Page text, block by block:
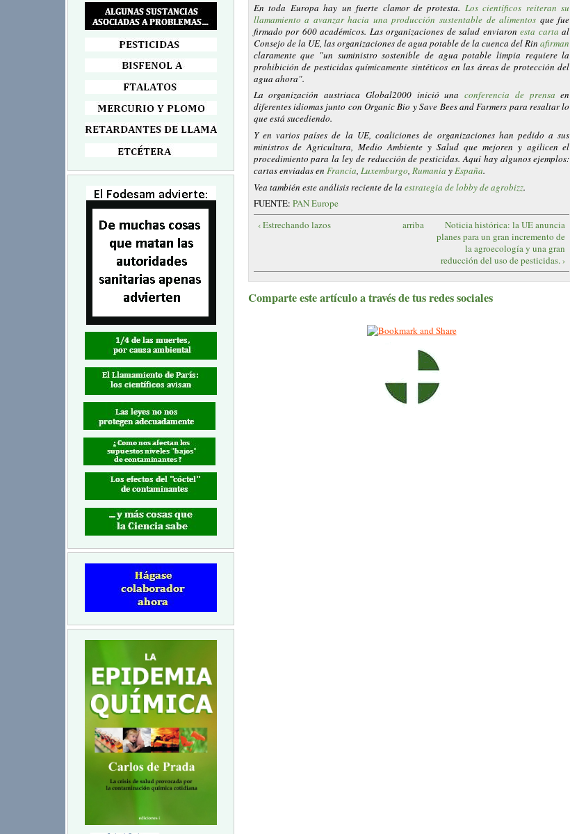
En toda Europa hay un fuerte clamor de protesta. Los científicos reiteran su
llamamiento a avanzar hacia una producción sustentable de alimentos que fue
firmado por 600 académicos. Las organizaciones de salud enviaronesta carta al
Consejo de la UE, las organizaciones de agua potable de la cuenca del Rinafirman
claramente que "un suministro sostenible de agua potable limpia requiere la
prohibición de pesticidas químicamente sintéticos en las áreas de protección del
agua ahora".
La organización austriaca Global2000 inició unaconferencia de prensa en
diferentes idiomas junto con Organic Bio y Save Bees and Farmers para resaltar lo
que está sucediendo.
Y en varios países de la UE, coaliciones de organizaciones han pedido a sus
ministros de Agricultura, Medio Ambiente y Salud que mejoren y agilicen el
procedimiento para la ley de reducción de pesticidas. Aquí hay algunos ejemplos:
cartas enviadas en Francia, Luxemburgo, Rumania yEspaña.
Vea también este análisis reciente de la estrategia de lobby de agrobizz.
FUENTE: PAN Europe
‹ Estrechando lazos
arriba
Noticia histórica: la UE anuncia
planes para un gran incremento de
la agroecología y una gran
reducción del uso de pesticidas. ›
Comparte este artículo a través de tus redes sociales